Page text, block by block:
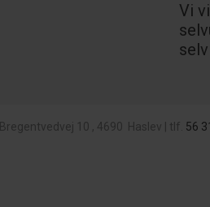
Vi
Bregentvedvej 10 , 4690 Haslev tlf. 56